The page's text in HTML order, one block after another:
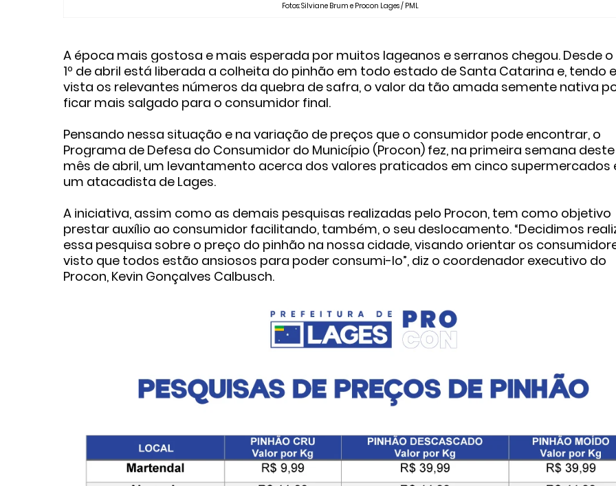
Fotos: Silviane Brum e Procon Lages / PML
A época mais gostosa e mais esperada por muitos lageanos e serranos chegou. Desde o
1º de abril está liberada a colheita do pinhão em todo estado de Santa Catarina e, tendo
vista os relevantes números da quebra de safra, o valor da tão amada semente nativa
ficar mais salgado para o consumidor final.
Pensando nessa situação e na variação de preços que o consumidor pode encontrar, o
Programa de Defesa do Consumidor do Município (Procon) fez, na primeira semana deste
mês de abril, um levantamento acerca dos valores praticados em cinco supermercados
um atacadista de Lages.
A iniciativa, assim como as demais pesquisas realizadas pelo Procon, tem como objetivo
prestar auxílio ao consumidor facilitando, também, o seu deslocamento. “Decidimos
essa pesquisa sobre o preço do pinhão na nossa cidade, visando orientar os
visto que todos estão ansiosos para poder consumi-lo”, diz o coordenador executivo do
Procon, Kevin Gonçalves Calbusch.